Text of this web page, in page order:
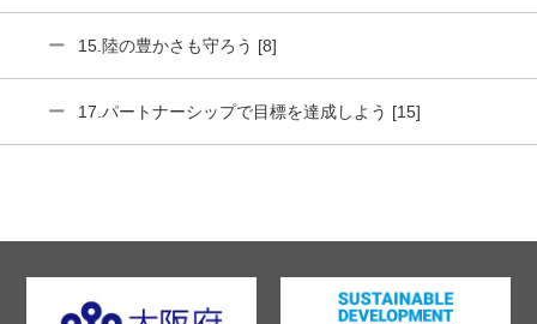
15.陸の豊かさも守ろう [8]
17.パートナーシップで目標を達成しよう [15]